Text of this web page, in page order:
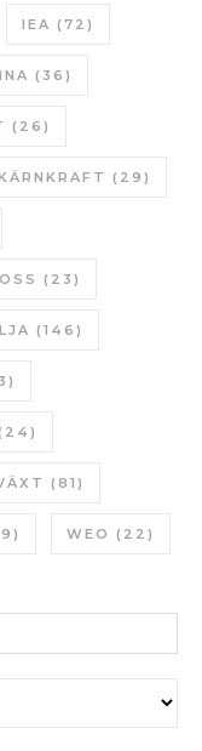
IEA (72)
(36)
(26)
(29)
(23)
(146)
(81)
WEO (22)